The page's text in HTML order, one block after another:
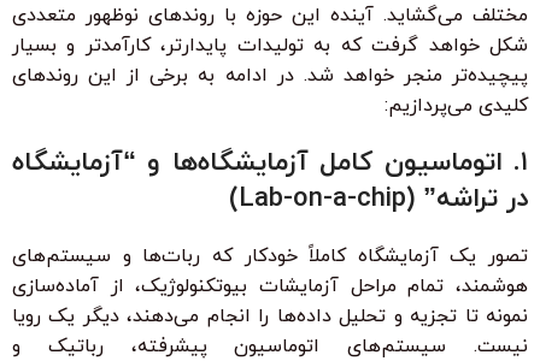
مختلف می‌گشاید. آینده این حوزه با روندهای نوظهور متعددی
شکل خواهد گرفت که به تولیدات پایدارتر، کارآمدتر و بسیار
پیچیده‌تر منجر خواهد شد. در ادامه به برخی از این روندهای
کلیدی می‌پردازیم:
۱. اتوماسیون کامل آزمایشگاه‌ها و “آزمایشگاه
در تراشه” (Lab-on-a-chip)
تصور یک آزمایشگاه کاملاً خودکار که ربات‌ها و سیستم‌های
هوشمند، تمام مراحل آزمایشات بیوتکنولوژیک، از آماده‌سازی
نمونه تا تجزیه و تحلیل داده‌ها را انجام می‌دهند، دیگر یک رویا
نیست. سیستم‌های اتوماسیون پیشرفته، رباتیک و